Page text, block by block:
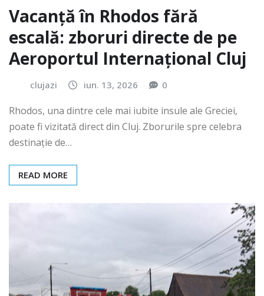
Vacanță în Rhodos fără
escală: zboruri directe de pe
Aeroportul Internațional Cluj
clujazi iun. 13, 2026 0
Rhodos, una dintre cele mai iubite insule ale Greciei,
poate fi vizitată direct din Cluj. Zborurile spre celebra
destinație de…
READ MORE